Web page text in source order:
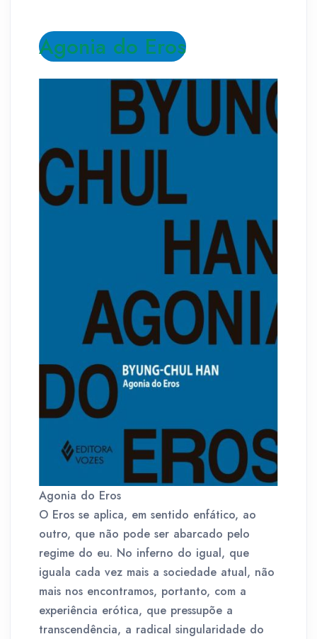
Agonia do Eros
Agonia do Eros
O Eros se aplica, em sentido enfático, ao
outro, que não pode ser abarcado pelo
regime do eu. No inferno do igual, que
iguala cada vez mais a sociedade atual, não
mais nos encontramos, portanto, com a
experiência erótica, que pressupõe a
transcendência, a radical singularidade do